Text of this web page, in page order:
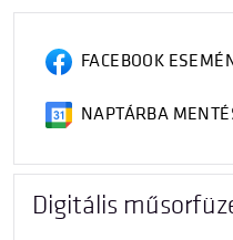
FACEBOOK
NAPTÁRBA
Digitális